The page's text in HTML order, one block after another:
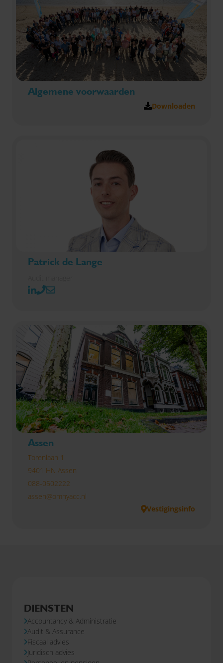
Algemene voorwaarden
Downloaden
Patrick de Lange
Assen
Torenlaan 1
9401 HN Assen
088-0502222
assen@omnyacc.nl
Vestigingsinfo
DIENSTEN
Accountancy & Administratie
Audit & Assurance
Fiscaal advies
Juridisch advies